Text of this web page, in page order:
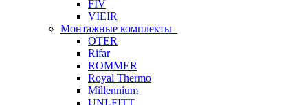
FIV
VIEIR
Монтажные комплекты
OTER
Rifar
ROMMER
Royal Thermo
Millennium
UNI-FITT